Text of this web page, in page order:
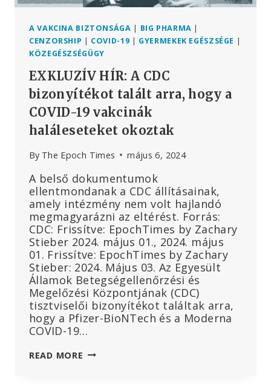
A VAKCINA BIZTONSÁGA | BIG PHARMA |
CENZORSHIP | COVID-19 | GYERMEKEK EGÉSZSÉGE |
KÖZEGÉSZSÉGÜGY
EXKLUZÍV HÍR: A CDC
bizonyítékot talált arra, hogy a
COVID-19 vakcinák
haláleseteket okoztak
By The Epoch Times május 6, 2024
A belső dokumentumok
ellentmondanak a CDC állításainak,
amely intézmény nem volt hajlandó
megmagyarázni az eltérést. Forrás:
CDC: Frissítve: EpochTimes by Zachary
Stieber 2024. május 01., 2024. május
01. Frissítve: EpochTimes by Zachary
Stieber: 2024. Május 03. Az Egyesült
Államok Betegségellenőrzési és
Megelőzési Központjának (CDC)
tisztviselői bizonyítékot találtak arra,
hogy a Pfizer-BioNTech és a Moderna
COVID-19…
READ MORE EXKLUZÍV